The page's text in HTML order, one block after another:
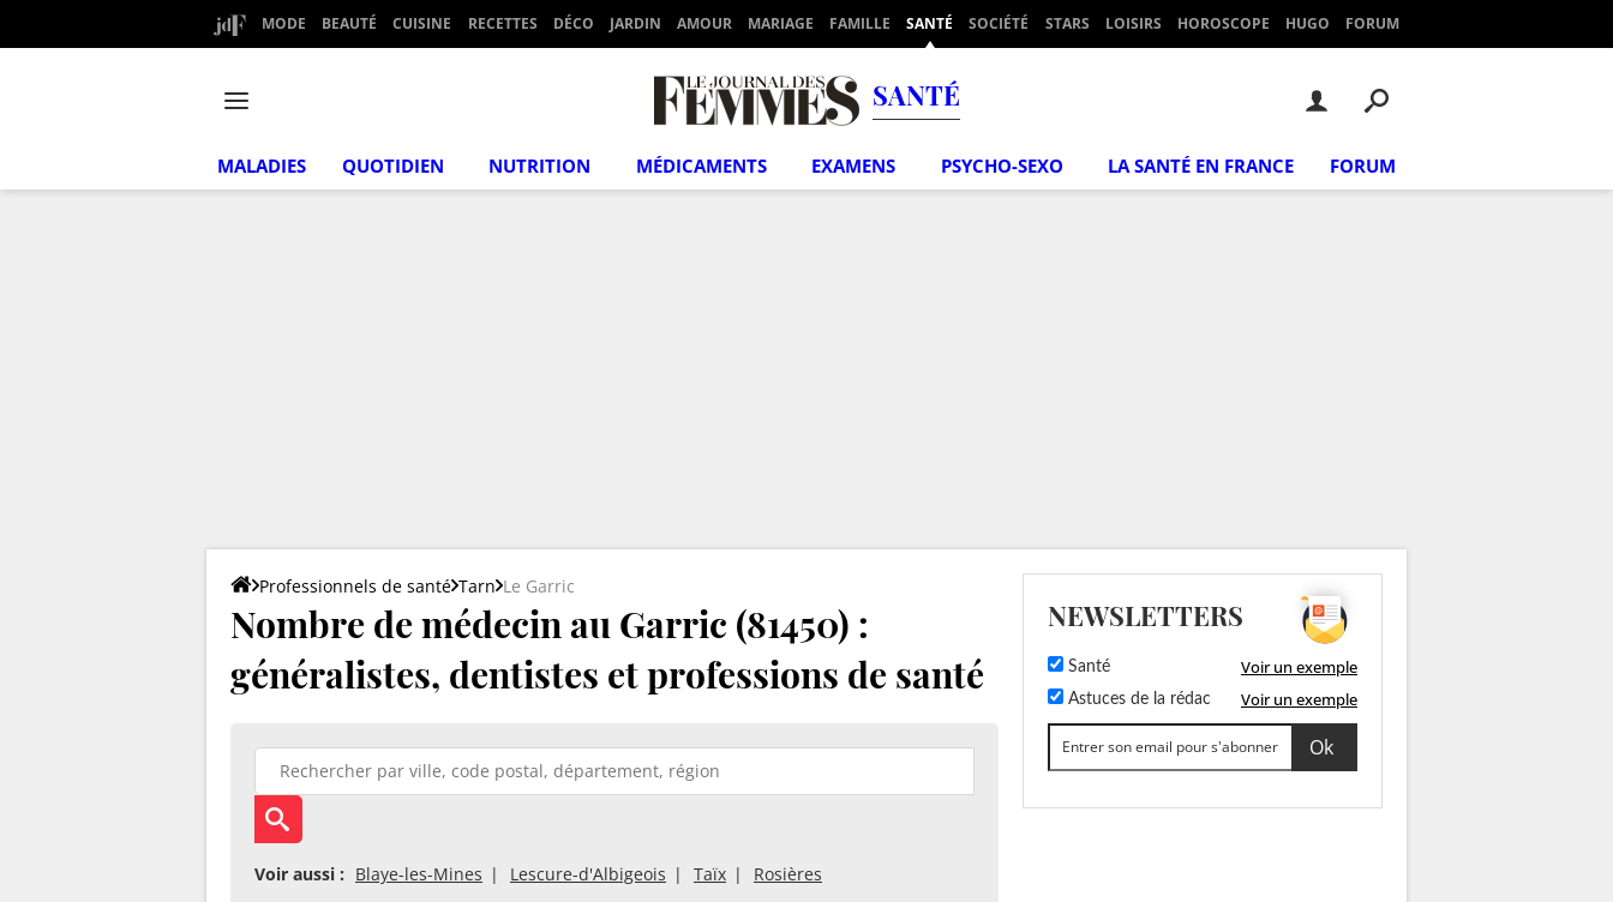
MODE BEAUTÉ CUISINE RECETTES DÉCO JARDIN AMOUR MARIAGE FAMILLE SANTÉ SOCIÉTÉ STARS LOISIRS HOROSCOPE HUGO FORUM
SANTÉ
MALADIES QUOTIDIEN NUTRITION MÉDICAMENTS EXAMENS PSYCHO-SEXO LA SANTÉ EN FRANCE FORUM
Professionnels de santé Tarn Le Garric
Nombre de médecin au Garric (81450) :
généralistes, dentistes et professions de santé
Voir aussi : Blaye-les-Mines Lescure-d'Albigeois Taïx Rosières
NEWSLETTERS
Santé Voir un exemple
Astuces de la rédac Voir un exemple